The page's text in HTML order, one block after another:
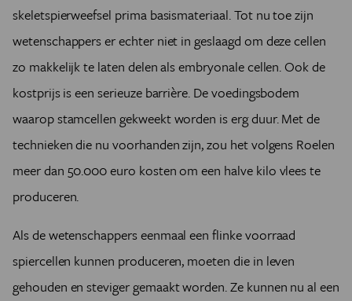
skeletspierweefsel prima basismateriaal. Tot nu toe zijn
wetenschappers er echter niet in geslaagd om deze cellen
zo makkelijk te laten delen als embryonale cellen. Ook de
kostprijs is een serieuze barrière. De voedingsbodem
waarop stamcellen gekweekt worden is erg duur. Met de
technieken die nu voorhanden zijn, zou het volgens Roelen
meer dan 50.000 euro kosten om een halve kilo vlees te
produceren.
Als de wetenschappers eenmaal een flinke voorraad
spiercellen kunnen produceren, moeten die in leven
gehouden en steviger gemaakt worden. Ze kunnen nu al een